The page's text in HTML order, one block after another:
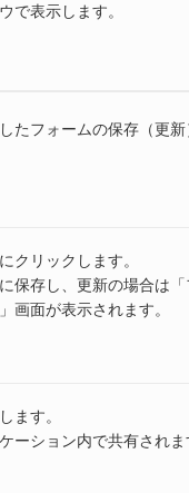
で表示します。
たフォームの保存（更
クリックします。
保存し、更新の場合は
画面が表示されます。
ます。
ーション内で共有され